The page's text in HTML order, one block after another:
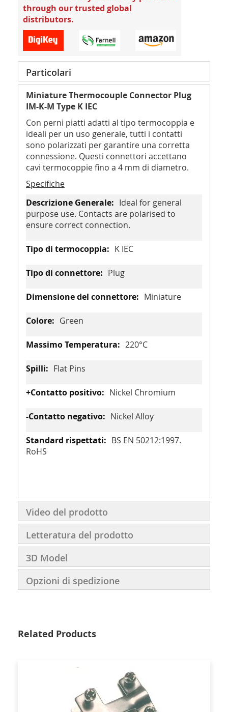
through our trusted global
distributors.
Particolari
Miniature Thermocouple Connector Plug
IM-K-M Type K IEC
Con perni piatti adatti al tipo termocoppia e
ideali per un uso generale, tutti i contatti
sono polarizzati per garantire una corretta
connessione. Questi connettori accettano
cavi termocoppie fino a 4 mm di diametro.
Specifiche
Ideal for general
purpose use. Contacts are polarised to
ensure correct connection.
K IEC
Plug
Miniature
Green
220°C
Flat Pins
Nickel Chromium
Nickel Alloy
BS EN 50212:1997.
RoHS
Video del prodotto
Letteratura del prodotto
3D Model
Opzioni di spedizione
Related Products